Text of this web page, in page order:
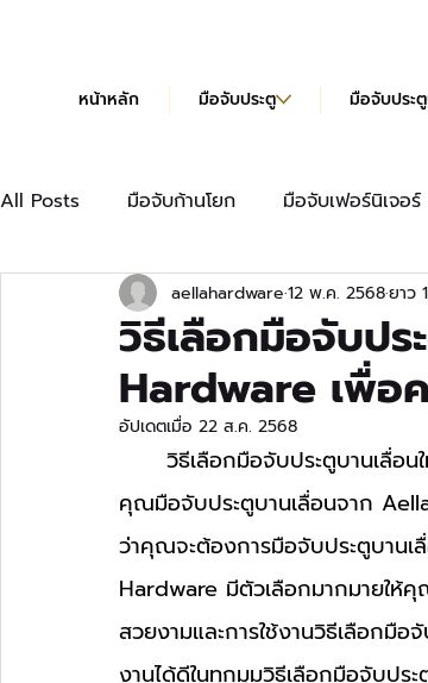
หน้าหลัก มือจับประตู มือจับประ
All Posts มือจับก้านโยก มือจับเฟอร์นิเจอร์
มือจับเฟอร์นิเจอร์แบบยาว บานพับข้อเสือ
บานพับข้อเสือ Hydraulic แคตตาล็อก
วิธีเลือกมือจับปร
Hardware เพื่อ
aellahardware12 พ.ค. 2568ยาว
อัปเดตเมื่อ 22 ส.ค. 2568
คุณมือจับประตูบานเลื่อนจาก
ว่าคุณจะต้องการมือจับประตูบานเ
Hardware มีตัวเลือกมากมายให้
สวยงามและการใช้งานวิธีเลือกมือ
งานได้ดีในทุกมุมวิธีเลือกมือจับปร